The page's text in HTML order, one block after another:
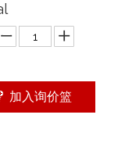
加入询价篮